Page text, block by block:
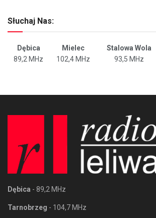
Słuchaj Nas:
Dębica Mielec Stalowa Wola
89,2 MHz
102,4 MHz 93,5 MHz
Dębica - 89,2 MHz
Tarnobrzeg - 104,7 MHz